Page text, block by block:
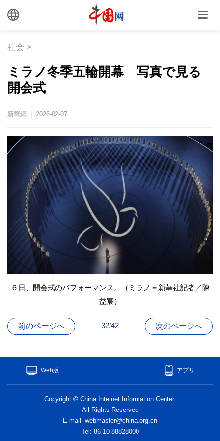
社会 >
ミラノ冬季五輪開幕 写真で見る
開会式
新華網 | 2026-02-07
６日、開会式のパフォーマンス。（ミラノ＝新華社記者／陳
益宸）
前のページへ 32/42 次のページへ
Web版 アプリ
Copyright © China Internet Information Center.
All Rights Reserved
E-mail: webmaster@china.org.cn
Tel: 86-10-88828000